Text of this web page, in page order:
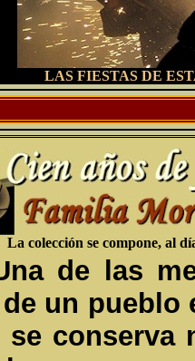
LAS FIESTAS DE
La colección se compone, al
na de las
un pueblo
se conserva